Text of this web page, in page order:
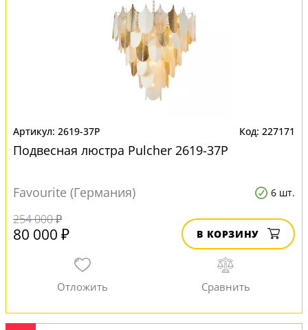
2619-37P 227171
Подвесная люстра Pulcher 2619-37P
Favourite (Германия) 6 шт.
254 000 ₽
80 000 ₽ В КОРЗИНУ